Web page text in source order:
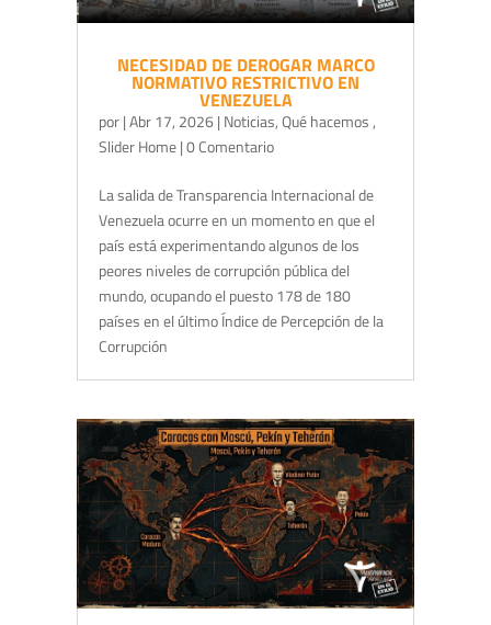
NECESIDAD DE DEROGAR MARCO
NORMATIVO RESTRICTIVO EN
VENEZUELA
por|Abr 17, 2026| Noticias,Qué hacemos ,
Slider Home| 0 Comentario
La salida de Transparencia Internacional de
Venezuela ocurre en un momento en que el
país está experimentando algunos de los
peores niveles de corrupción pública del
mundo, ocupando el puesto 178 de 180
países en el último Índice de Percepción de la
Corrupción